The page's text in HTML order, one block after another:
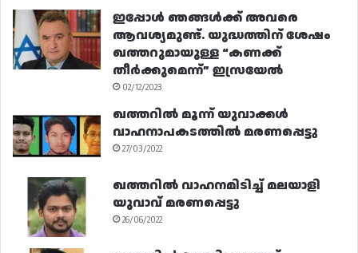
ഇപ്പോൾ ഞങ്ങൾക്ക് അവരെ
ആവശ്യമുണ്ട്. യുദ്ധത്തിന് ശേഷം
ഖത്തറുമായുള്ള “കണക്ക്
തീർക്കുമെന്ന്” ഇസ്രയേൽ
02/12/2023
ഖത്തറിൽ മൂന്ന് യുവാക്കൾ
വാഹനാപകടത്തിൽ മരണപ്പെട്ടു
27/03/2022
ഖത്തറിൽ വാഹനമിടിച്ച് മലയാളി
യുവാവ് മരണപ്പെട്ടു
26/06/2022